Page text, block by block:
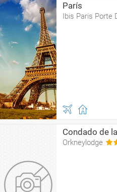
París
Ibis Paris Porte
Condado de
Orkneylodge